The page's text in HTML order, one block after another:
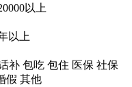
以上
以上
补 包吃 包住 医保 社保
假 其他